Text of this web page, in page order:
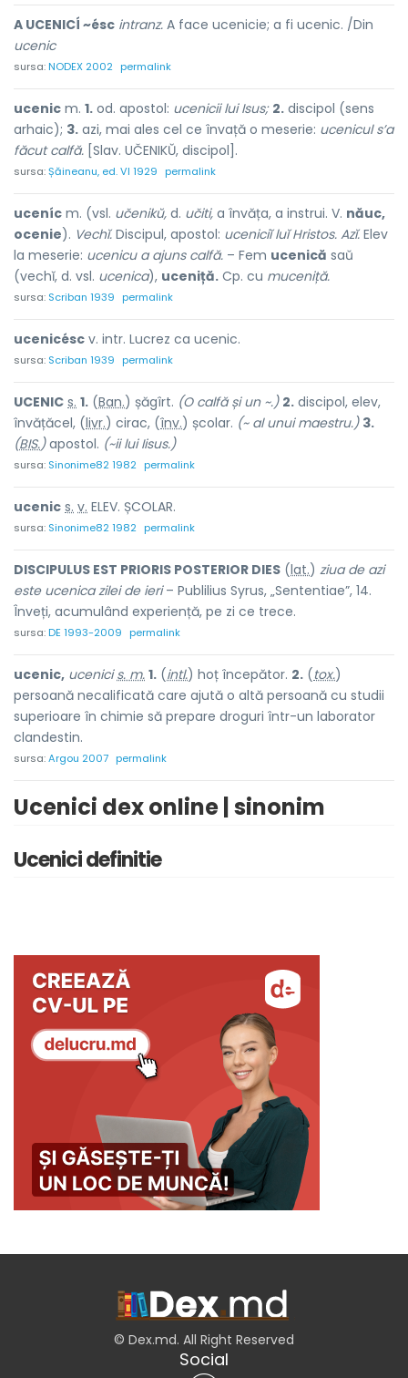
A UCENICÍ ~ésc intranz. A face ucenicie; a fi ucenic. /Din
ucenic
sursa:NODEX 2002 permalink
ucenic m. 1. od. apostol: ucenicii lui Isus; 2. discipol (sens
arhaic); 3. azi, mai ales cel ce învață o meserie: ucenicul s’a
făcut calfă. [Slav. UČENIKŬ, discipol].
sursa:Șăineanu, ed. VI 1929 permalink
uceníc m. (vsl. učenikŭ, d. učiti, a învăța, a instrui. V. năuc,
ocenie). Vechĭ. Discipul, apostol: uceniciĭ luĭ Hristos. Azĭ. Elev
la meserie: ucenicu a ajuns calfă. – Fem ucenică saŭ
(vechĭ, d. vsl. ucenica), uceniță. Cp. cu muceniță.
sursa: Scriban 1939 permalink
ucenicésc v. intr. Lucrez ca ucenic.
sursa: Scriban 1939 permalink
UCENIC s. 1. (Ban.) șăgîrt. (O calfă și un ~.) 2. discipol, elev,
învățăcel, (livr.) cirac, (înv.) școlar. (~ al unui maestru.) 3.
(BIS.)apostol. (~ii lui Iisus.)
sursa: Sinonime82 1982 permalink
ucenic s. v. ELEV. ȘCOLAR.
sursa: Sinonime82 1982 permalink
DISCIPULUS EST PRIORIS POSTERIOR DIES (lat.) ziua de azi
este ucenica zilei de ieri– Publilius Syrus, „Sententiae”, 14.
Înveți, acumulând experiență, pe zi ce trece.
sursa:DE 1993-2009 permalink
ucenic, ucenicis. m. 1. (intl.) hoț începător. 2. (tox.)
persoană necalificată care ajută o altă persoană cu studii
superioare în chimie să prepare droguri într-un laborator
clandestin.
sursa:Argou 2007 permalink
Ucenici dex online | sinonim
Ucenici definitie
© Dex.md. All Right Reserved
Social